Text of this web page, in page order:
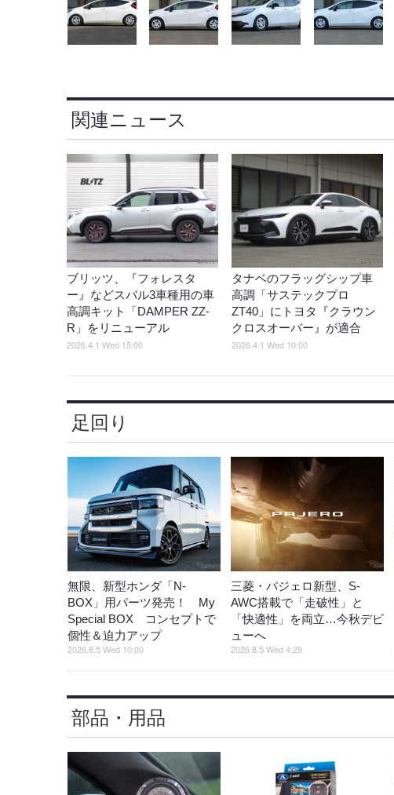
関連ニュース
ブリッツ、『フォレスタ
ー』などスバル3車種用の車
高調キット「DAMPER ZZ-
R」をリニューアル
2026.4.1 Wed 15:00
タナベのフラッグシップ車
高調「サステックプロ
ZT40」にトヨタ『クラウン
クロスオーバー』が適合
2026.4.1 Wed 10:00
足回り
無限、新型ホンダ「N-
BOX」用パーツ発売！ My
Special BOX コンセプトで
個性＆迫力アップ
2026.8.5 Wed 10:00
三菱・パジェロ新型、S-
AWC搭載で「走破性」と
「快適性」を両立…今秋デビ
ューへ
2026.8.5 Wed 4:28
部品・用品